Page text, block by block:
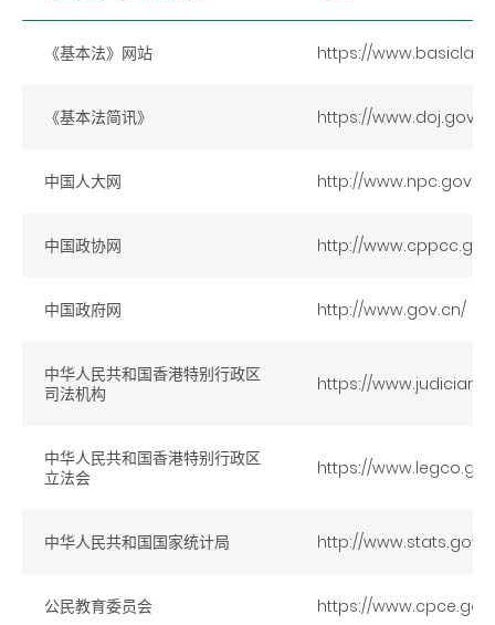
《基本法》网站 https://
《基本法简讯》 https://
中国人大网 http://
中国政协网 http://
中国政府网 http://www.gov.cn/
中华人民共和国香港特别行政区
司法机构
https://
中华人民共和国香港特别行政区
立法会
https://
中华人民共和国国家统计局 http://
公民教育委员会 https://